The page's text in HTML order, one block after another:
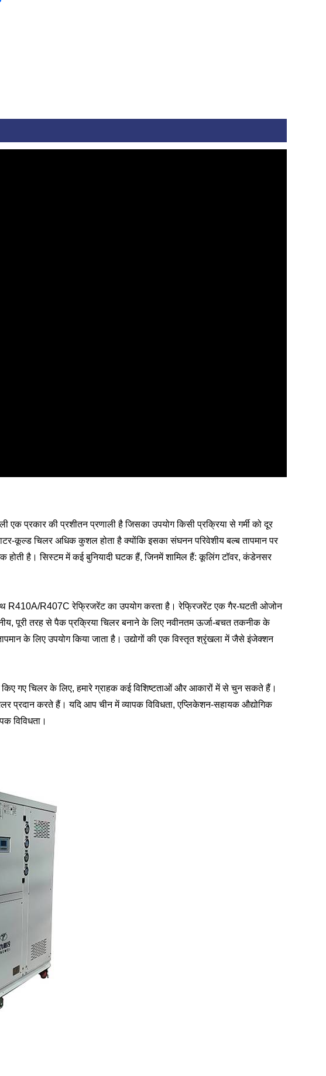
एक प्रकार की प्रशीतन प्रणाली है जिसका उपयोग किसी प्रक्रिया से गर्मी को दूर
कूल्ड चिलर अधिक कुशल होता है क्योंकि इसका संघनन परिवेशीय बल्ब तापमान पर
होती है। सिस्टम में कई बुनियादी घटक हैं, जिनमें शामिल हैं: कूलिंग टॉवर, कंडेनसर
R410A/R407C रेफ्रिजरेंट का उपयोग करता है। रेफ्रिजरेंट एक गैर-घटती ओजोन
पूरी तरह से पैक प्रक्रिया चिलर बनाने के लिए नवीनतम ऊर्जा-बचत तकनीक के
के लिए उपयोग किया जाता है। उद्योगों की एक विस्तृत श्रृंखला में जैसे इंजेक्शन
किए गए चिलर के लिए, हमारे ग्राहक कई विशिष्टताओं और आकारों में से चुन सकते हैं।
प्रदान करते हैं। यदि आप चीन में व्यापक विविधता, एप्लिकेशन-सहायक औद्योगिक
विविधता।